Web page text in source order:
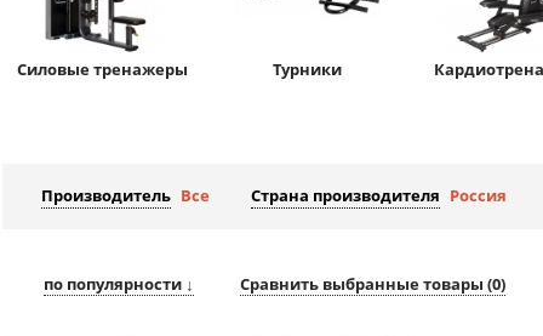
Силовые тренажеры Турники
Производитель Все Страна производителя Россия
по популярности ↓ Сравнить выбранные товары (0)